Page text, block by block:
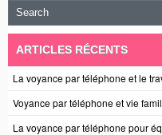
ARTICLES RÉCENTS
La voyance par téléphone et le
Voyance par téléphone et vie
La voyance par téléphone pour